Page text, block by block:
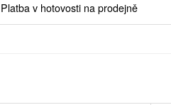
Platba v hotovosti na prodejně